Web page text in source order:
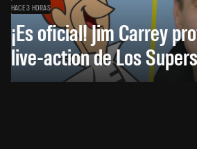
HACE 3 HORAS
¡Es oficial! Jim Carrey
live-action de Los